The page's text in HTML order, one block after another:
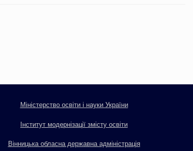
Міністерство освіти і науки України
Інститут модернізації змісту освіти
Вінницька обласна державна адміністрація